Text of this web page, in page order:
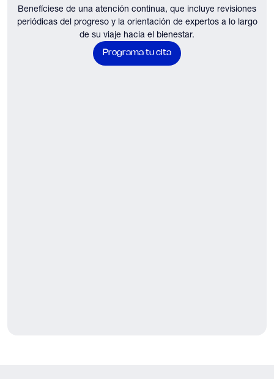
Benefíciese de una atención continua, que incluye revisiones
periódicas del progreso y la orientación de expertos a lo largo
de su viaje hacia el bienestar.
Programa tu cita